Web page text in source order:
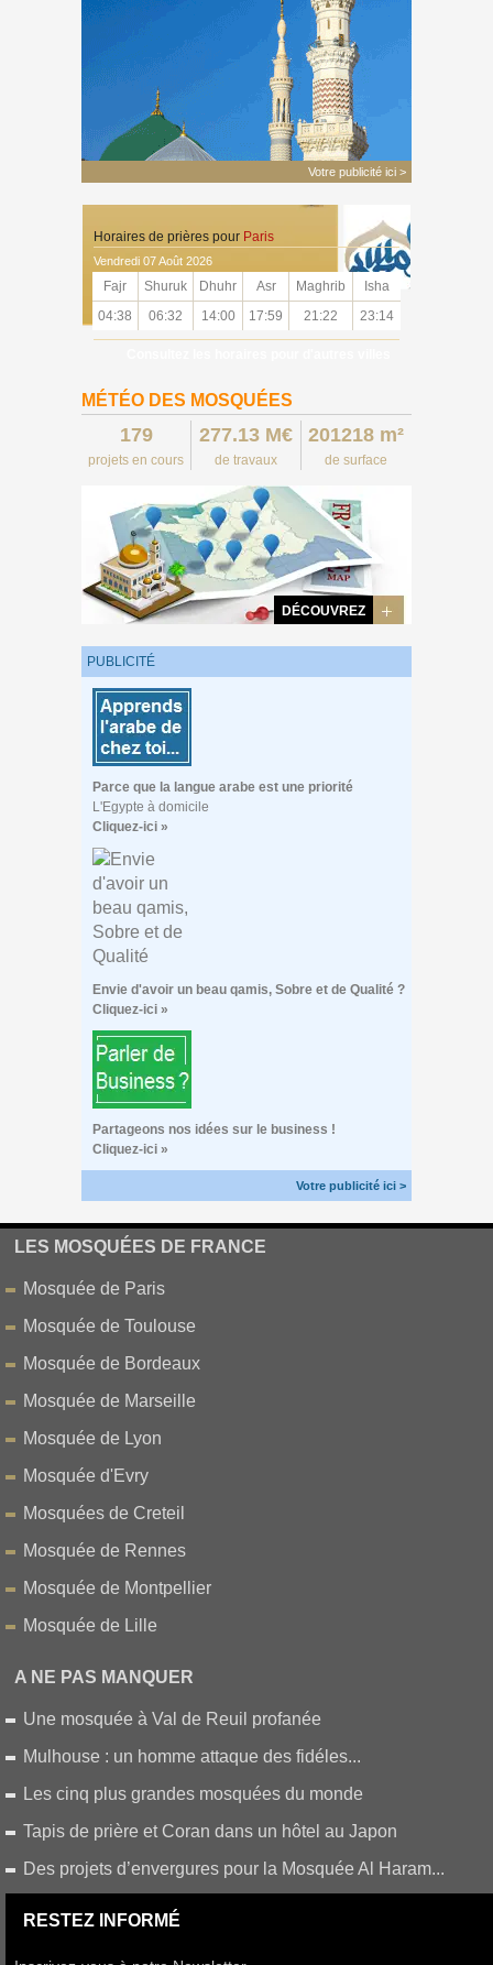
Votre publicité ici >
Horaires de prières pour Paris
Vendredi 07 Août 2026
Fajr Shuruk Dhuhr Asr Maghrib
Isha
04:38
06:32 14:00 17:59 21:22 23:14
MÉTÉO DES MOSQUÉES
179
projets en cours
277.13 M€
de travaux
201218 m²
de surface
DÉCOUVREZ
PUBLICITÉ
Parce que la langue arabe est une priorité
L'Egypte à domicile
Cliquez-ici »
Envie d'avoir un beau qamis, Sobre et de Qualité ?
Cliquez-ici »
Partageons nos idées sur le business !
Cliquez-ici »
Votre publicité ici >
LES MOSQUÉES DE FRANCE
Mosquée de Paris
Mosquée de Toulouse
Mosquée de Bordeaux
Mosquée de Marseille
Mosquée de Lyon
Mosquée d'Evry
Mosquées de Creteil
Mosquée de Rennes
Mosquée de Montpellier
Mosquée de Lille
A NE PAS MANQUER
Une mosquée à Val de Reuil profanée
Mulhouse : un homme attaque des fidéles...
Les cinq plus grandes mosquées du monde
Tapis de prière et Coran dans un hôtel au Japon
Des projets d’envergures pour la Mosquée Al Haram...
RESTEZ INFORMÉ